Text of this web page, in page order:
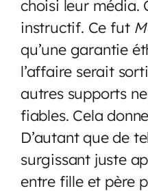
choisi leur média.
instructif. Ce fut
qu’une garantie
l’affaire serait
autres supports
fiables. Cela
D’autant que de
surgissant juste
entre fille et père